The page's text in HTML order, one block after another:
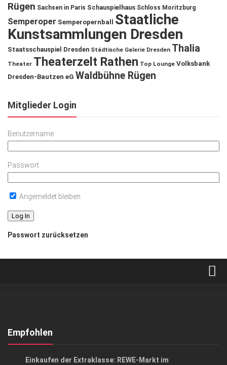
Rügen Sachsen in Paris Schauspielhaus Schloss Moritzburg
Semperoper Semperopernball
Staatliche
Kunstsammlungen Dresden
Staatsschauspiel Dresden Städtische Galerie Dresden Thalia
Theater Theaterzelt Rathen Top Lounge Volksbank
Dresden-Bautzen eG Waldbühne Rügen
Mitglieder Login
Benutzername
Passwort
Angemeldet bleiben
Passwort zurücksetzen
Kontakt, Impressum
Empfohlen
Einkaufen der Extraklasse: REWE-Markt im